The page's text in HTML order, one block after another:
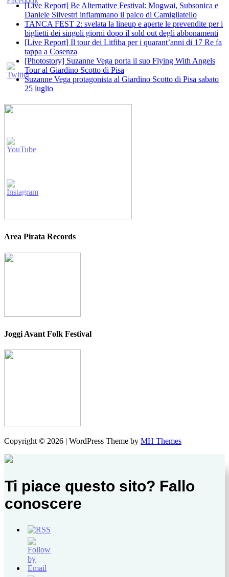
[Live Report] Be Alternative Festival: Mogwai, Subsonica e
Daniele Silvestri infiammano il palco di Camigliatello
TANCA FEST 2: svelata la lineup e aperte le prevendite per i
biglietti dei singoli giorni dopo il sold out degli abbonamenti
[Live Report] Il tour dei Litfiba per i quarant’anni di 17 Re fa
tappa a Cosenza
[Photostory] Suzanne Vega porta il suo Flying With Angels
Tour al Giardino Scotto di Pisa
Suzanne Vega protagonista al Giardino Scotto di Pisa sabato
25 luglio
Area Pirata Records
Joggi Avant Folk Festival
Copyright © 2026 | WordPress Theme by MH Themes
Ti piace questo sito? Fallo
conoscere